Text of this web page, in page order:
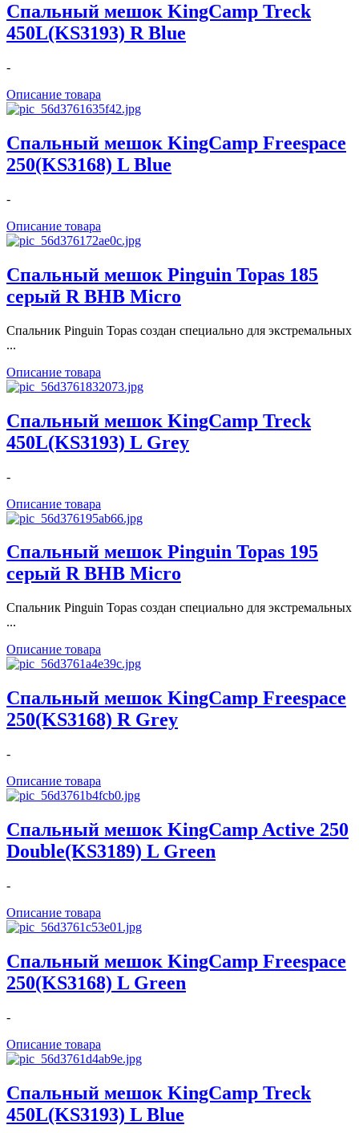
Спальный мешок KingCamp Treck
450L(KS3193) R Blue
-
Описание товара
Спальный мешок KingCamp Freespace
250(KS3168) L Blue
-
Описание товара
Спальный мешок Pinguin Topas 185
серый R BHB Micro
Спальник Pinguin Topas создан специально для экстремальных
...
Описание товара
Спальный мешок KingCamp Treck
450L(KS3193) L Grey
-
Описание товара
Спальный мешок Pinguin Topas 195
серый R BHB Micro
Спальник Pinguin Topas создан специально для экстремальных
...
Описание товара
Спальный мешок KingCamp Freespace
250(KS3168) R Grey
-
Описание товара
Спальный мешок KingCamp Active 250
Double(KS3189) L Green
-
Описание товара
Спальный мешок KingCamp Freespace
250(KS3168) L Green
-
Описание товара
Спальный мешок KingCamp Treck
450L(KS3193) L Blue